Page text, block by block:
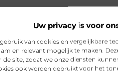
Uw privacy is voor
van cookies en vergelijkbare
en relevant mogelijk te maken.
de site, zodat we onze diensten
ook worden gebruikt voor het
maatwerk. Daarom is het
Industries biedt
installatie en onderhoud –
producten